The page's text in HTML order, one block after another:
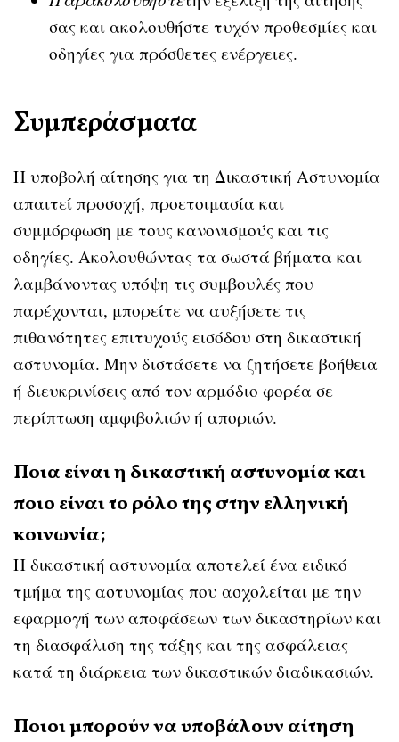
σας και ακολουθήστε τυχόν προθεσμίες και
οδηγίες για πρόσθετες ενέργειες.
Συμπεράσματα
Η υποβολή αίτησης για τη Δικαστική Αστυνομία
απαιτεί προσοχή, προετοιμασία και
συμμόρφωση με τους κανονισμούς και τις
οδηγίες. Ακολουθώντας τα σωστά βήματα και
λαμβάνοντας υπόψη τις συμβουλές που
παρέχονται, μπορείτε να αυξήσετε τις
πιθανότητες επιτυχούς εισόδου στη δικαστική
αστυνομία. Μην διστάσετε να ζητήσετε βοήθεια
ή διευκρινίσεις από τον αρμόδιο φορέα σε
περίπτωση αμφιβολιών ή αποριών.
Ποια είναι η δικαστική αστυνομία και
ποιο είναι το ρόλο της στην ελληνική
κοινωνία;
Η δικαστική αστυνομία αποτελεί ένα ειδικό
τμήμα της αστυνομίας που ασχολείται με την
εφαρμογή των αποφάσεων των δικαστηρίων και
τη διασφάλιση της τάξης και της ασφάλειας
κατά τη διάρκεια των δικαστικών διαδικασιών.
Ποιοι μπορούν να υποβάλουν αίτηση